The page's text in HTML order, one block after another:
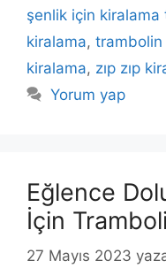
şenlik için kiralama
kiralama, trambolin
kiralama, zıp zıp
Yorum yap
Eğlence
İçin
27 Mayıs 2023